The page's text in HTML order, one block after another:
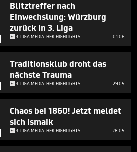
Blitztreffer nach
Einwechslung: Würzburg
zurück in 3. Liga
3. LIGA MEDIATHEK HIGHLIGHTS 01.06.
Traditionsklub droht das
nächste Trauma
3. LIGA MEDIATHEK HIGHLIGHTS 29.05.
Chaos bei 1860! Jetzt meldet
sich Ismaik
3. LIGA MEDIATHEK HIGHLIGHTS 28.05.